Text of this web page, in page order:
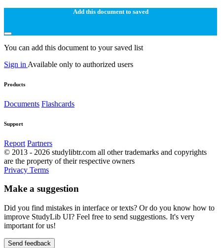
Add this document to saved
You can add this document to your saved list
Sign in Available only to authorized users
Products
Documents Flashcards
Support
Report Partners
© 2013 - 2026 studylibtr.com all other trademarks and copyrights
are the property of their respective owners
Privacy Terms
Make a suggestion
Did you find mistakes in interface or texts? Or do you know how to
improve StudyLib UI? Feel free to send suggestions. It's very
important for us!
Send feedback